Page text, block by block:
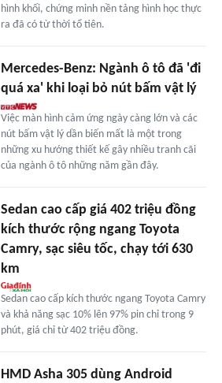
hình khối, chứng minh nền tảng hình học thực
ra đã có từ thời tổ tiên.
Mercedes-Benz: Ngành ô tô đã 'đi
quá xa' khi loại bỏ nút bấm vật lý
Việc màn hình cảm ứng ngày càng lớn và các
nút bấm vật lý dần biến mất là một trong
những xu hướng thiết kế gây nhiều tranh cãi
của ngành ô tô những năm gần đây.
Sedan cao cấp giá 402 triệu đồng
kích thước rộng ngang Toyota
Camry, sạc siêu tốc, chạy tới 630
km
Sedan cao cấp kích thước ngang Toyota Camry
và khả năng sạc 10% lên 97% pin chỉ trong 9
phút, giá chỉ từ 402 triệu đồng.
HMD Asha 305 dùng Android